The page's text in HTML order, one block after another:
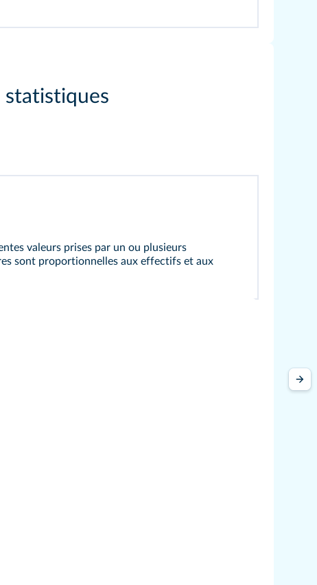
statistiques
valeurs prises par un ou plusieurs
sont proportionnelles aux effectifs et aux